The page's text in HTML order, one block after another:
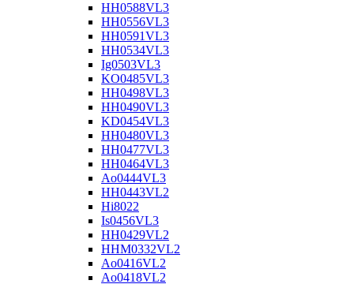
HH0588VL3
HH0556VL3
HH0591VL3
HH0534VL3
Ig0503VL3
KO0485VL3
HH0498VL3
HH0490VL3
KD0454VL3
HH0480VL3
HH0477VL3
HH0464VL3
Ao0444VL3
HH0443VL2
Hi8022
Is0456VL3
HH0429VL2
HHM0332VL2
Ao0416VL2
Ao0418VL2